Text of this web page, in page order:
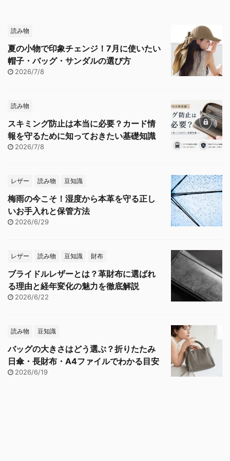
読み物
夏の小物で印象チェンジ！7月に使いたい
帽子・バッグ・サンダルの選び方
2026/7/8
読み物
スキミング防止は本当に必要？カード情
報を守るために知っておきたい基礎知識
2026/7/8
レザー 読み物 豆知識
梅雨の今こそ！湿度から本革を守る正し
いお手入れと保管方法
2026/6/29
レザー 読み物 豆知識 財布
ブライドルレザーとは？革財布に選ばれ
る理由と経年変化の魅力を徹底解説
2026/6/22
読み物 豆知識
バッグの大きさはどう選ぶ？折りたたみ
日傘・長財布・A4ファイルでわかる目安
2026/6/19